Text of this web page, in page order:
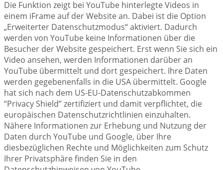
Die Funktion zeigt bei YouTube hinterlegte Videos in
einem iFrame auf der Website an. Dabei ist die Option
„Erweiterter Datenschutzmodus“ aktiviert. Dadurch
werden von YouTube keine Informationen über die
Besucher der Website gespeichert. Erst wenn Sie sich ein
Video ansehen, werden Informationen darüber an
YouTube übermittelt und dort gespeichert. Ihre Daten
werden gegebenenfalls in die USA übermittelt. Google
hat sich nach dem US-EU-Datenschutzabkommen
“Privacy Shield” zertifiziert und damit verpflichtet, die
europäischen Datenschutzrichtlinien einzuhalten.
Nähere Informationen zur Erhebung und Nutzung der
Daten durch YouTube und Google, über Ihre
diesbezüglichen Rechte und Möglichkeiten zum Schutz
Ihrer Privatsphäre finden Sie in den